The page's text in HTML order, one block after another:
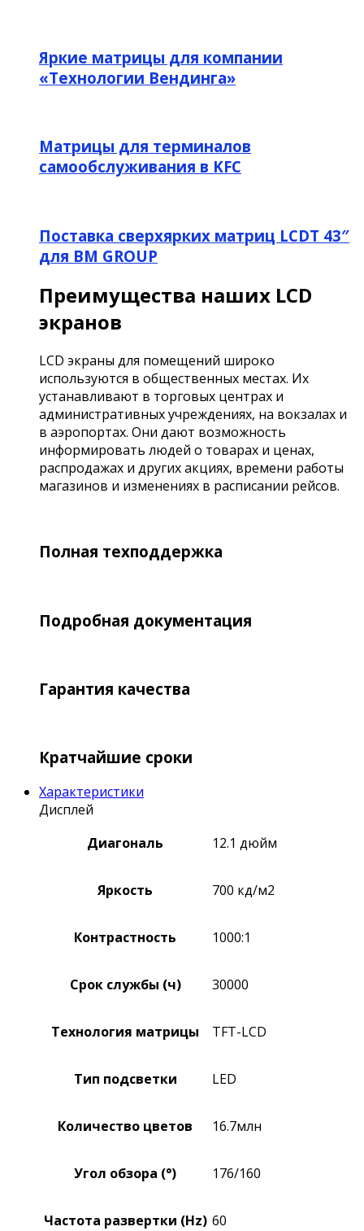
Яркие матрицы для компании
«Технологии Вендинга»
Матрицы для терминалов
самообслуживания в KFC
Поставка сверхярких матриц LCDT 43″
для BM GROUP
Преимущества наших LCD
экранов
LCD экраны для помещений широко
используются в общественных местах. Их
устанавливают в торговых центрах и
административных учреждениях, на вокзалах и
в аэропортах. Они дают возможность
информировать людей о товарах и ценах,
распродажах и других акциях, времени работы
магазинов и изменениях в расписании рейсов.
Полная техподдержка
Подробная документация
Гарантия качества
Кратчайшие сроки
Характеристики
Дисплей
Диагональ
12.1 дюйм
Яркость 700 кд/м2
Контрастность 1000:1
Срок службы (ч) 30000
Технология матрицы TFT-LCD
Тип подсветки LED
Количество цветов 16.7млн
Угол обзора (°) 176/160
Частота развертки (Hz) 60